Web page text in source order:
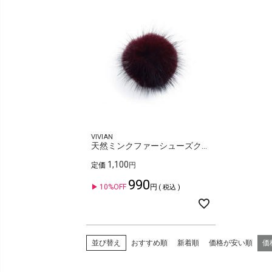
VIVIAN
定価 1,100
10%OFF 990 税込
並び替え おすすめ順 新着順 価格が安い順 価